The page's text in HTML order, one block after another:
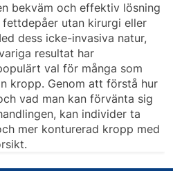
bekväm och effektiv lösning
utan kirurgi eller
dess icke-invasiva natur,
resultat har
val för många som
kropp. Genom att förstå hur
vad man kan förvänta sig
kan individer ta
mer konturerad kropp med